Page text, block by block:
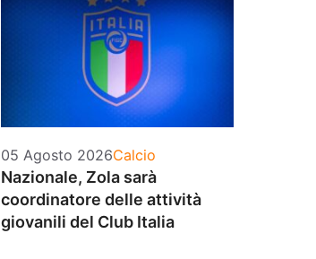
05 Agosto 2026Categorie
Calcio
Nazionale, Zola sarà
coordinatore delle attività
giovanili del Club Italia